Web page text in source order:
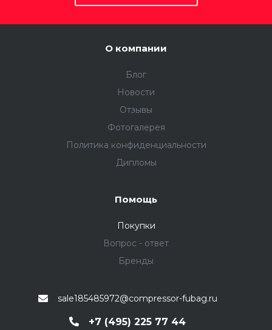
О компании
Блог
Новости
Отзывы
Фотогалерея
Политика конфиденциальности
Дипломы
Помощь
Покупки
Вопрос - ответ
Бренды
sale185485972@compressor-fubag.ru
+7 (495) 225 77 44